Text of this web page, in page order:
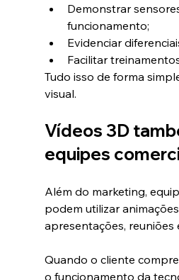
Demonstrar
funcionamento;
Evidenciar
Facilitar
Tudo isso de forma
visual.
Vídeos 3D
equipes
Além do marketing,
podem utilizar
apresentações, reuniões
Quando o cliente
o funcionamento da